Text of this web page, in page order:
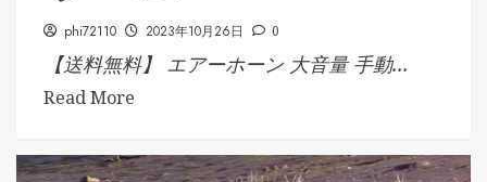
phi72110 2023年10月26日 0
【送料無料】 エアーホーン 大音量 手動...
Read More